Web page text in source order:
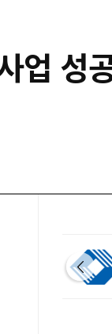
업 성